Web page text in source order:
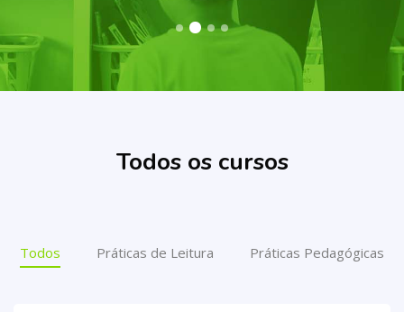
Todos os cursos
Todos Práticas de Leitura Práticas Pedagógicas